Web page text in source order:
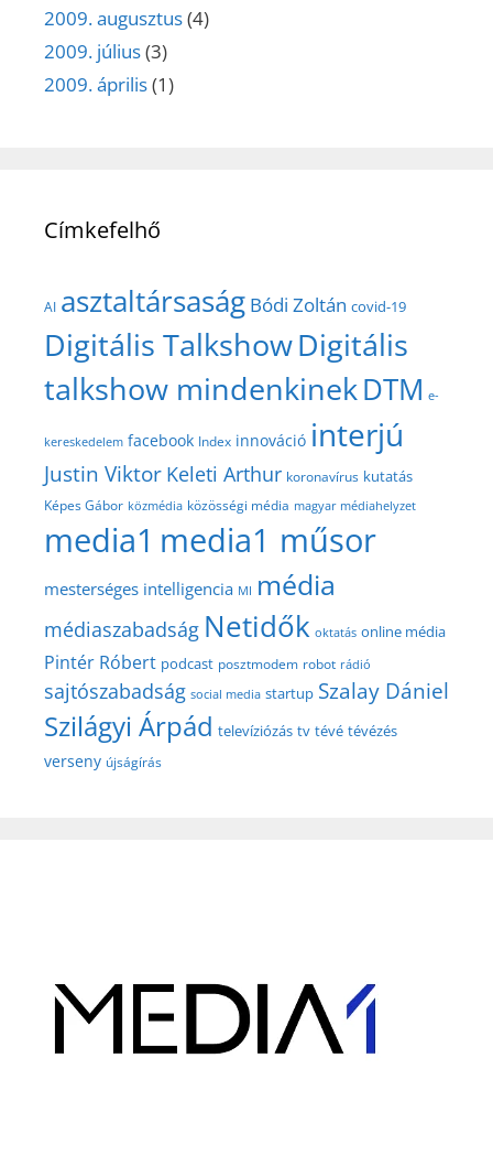
2009. augusztus(4)
2009. július(3)
2009. április(1)
Címkefelhő
AI asztaltársaság Bódi Zoltán covid-19
Digitális TalkshowDigitális
talkshow mindenkinekDTM e-
kereskedelem facebook Index innováció interjú
Justin Viktor Keleti Arthur koronavírus kutatás
Képes Gábor közmédia közösségi média magyar médiahelyzet
media1 media1 műsor
mesterséges intelligencia MI média
médiaszabadság Netidők oktatás online média
Pintér Róbert podcast posztmodem robot rádió
sajtószabadság social media startup Szalay Dániel
Szilágyi Árpád televíziózás tv tévé tévézés
verseny újságírás